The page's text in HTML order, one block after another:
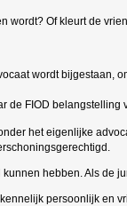
Of kleurt de
wordt bijgestaan,
FIOD belangstelling
het eigenlijke
hebben. Als de
persoonlijk en